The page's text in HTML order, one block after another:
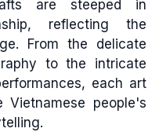
are steeped in
reflecting the
From the delicate
to the intricate
each art
people's